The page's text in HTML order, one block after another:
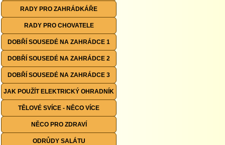
RADY PRO ZAHRÁDKÁŘE
RADY PRO CHOVATELE
DOBŘÍ SOUSEDÉ NA ZAHRÁDCE 1
DOBŘÍ SOUSEDÉ NA ZAHRÁDCE 2
DOBŘÍ SOUSEDÉ NA ZAHRÁDCE 3
JAK POUŽÍT ELEKTRICKÝ OHRADNÍK
TĚLOVÉ SVÍCE - NĚCO VÍCE
NĚCO PRO ZDRAVÍ
ODRŮDY SALÁTU